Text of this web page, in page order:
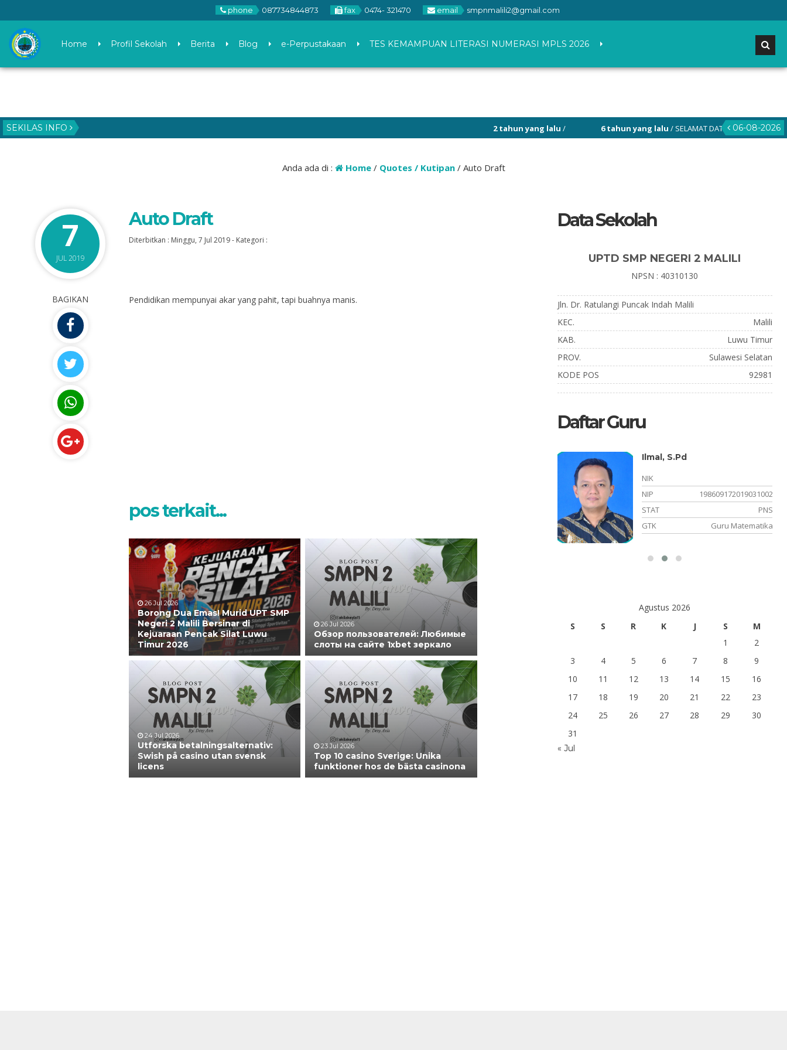
phone 087734844873 fax 0474- 321470 email smpnmalili2@gmail.com
Home Profil Sekolah Berita Blog e-Perpustakaan TES KEMAMPUAN LITERASI NUMERASI MPLS 2026
SEKILAS INFO 06-08-2026
2 tahun yang lalu/ 6 tahun yang lalu/ SELAMAT DATANG DI WEBSITE RESMI
Anda ada di : Home/ Quotes / Kutipan/ Auto Draft
7
JUL 2019
Auto Draft
Diterbitkan : Minggu, 7 Jul 2019- Kategori :
BAGIKAN Pendidikan mempunyai akar yang pahit, tapi buahnya manis.
pos terkait...
26 Jul 2026
Borong Dua Emas! Murid UPT SMP
Negeri 2 Malili Bersinar di
Kejuaraan Pencak Silat Luwu
Timur 2026
26 Jul 2026
Обзор пользователей: Любимые
слоты на сайте 1xbet зеркало
24 Jul 2026
Utforska betalningsalternativ:
Swish på casino utan svensk
licens
23 Jul 2026
Top 10 casino Sverige: Unika
funktioner hos de bästa casinona
Data Sekolah
UPTD SMP NEGERI 2 MALILI
NPSN : 40310130
Jln. Dr. Ratulangi Puncak Indah Malili
KEC.
Malili
KAB.
Luwu Timur
PROV.
Sulawesi Selatan
KODE POS
92981
Daftar Guru
STAT
Ilmal, S.Pd
NIK
NIP
198609172019031002
STAT
PNS
GTK
Guru Matematika
Agustus 2026
S
S R K J S
M
1
2
3
4 5 6 7 8
9
10
11 12 13 14 15
16
17
18 19 20 21 22
23
24
25 26 27 28 29
30
31
« Jul